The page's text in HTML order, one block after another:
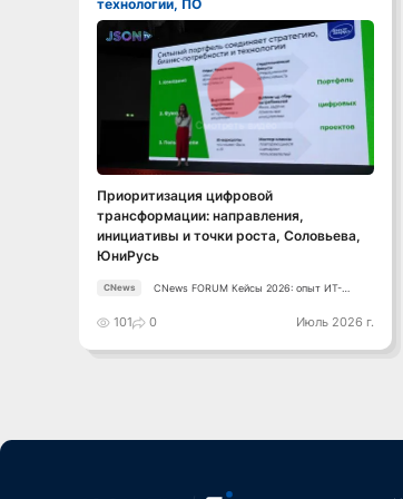
технологии, ПО
Смотреть видео
Приоритизация цифровой
трансформации: направления,
инициативы и точки роста, Соловьева,
ЮниРусь
CNews
CNews FORUM Кейсы 2026: опыт ИТ-
101 0 Июль 2026 г.